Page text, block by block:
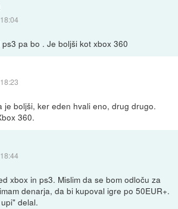
pa bo . Je boljši kot xbox 360
je boljši, ker eden hvali eno, drug drugo.
360.
xbox in ps3. Mislim da se bom odloču za
denarja, da bi kupoval igre po 50EUR+.
delal.